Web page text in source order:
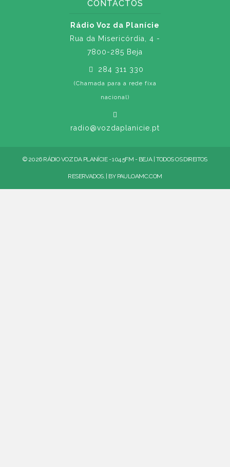
CONTACTOS
Rádio Voz da Planície
Rua da Misericórdia, 4 -
7800-285 Beja
284 311 330
(Chamada para a rede fixa
nacional)
radio@vozdaplanicie.pt
© 2026 RÁDIO VOZ DA PLANÍCIE - 104.5FM - BEJA | TODOS OS DIREITOS
RESERVADOS. | BY PAULOAMC.COM